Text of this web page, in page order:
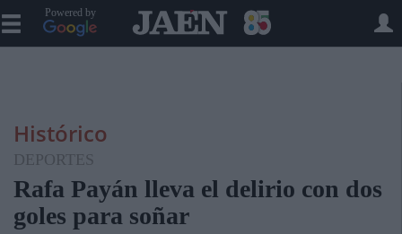
Powered by
Histórico
DEPORTES
Rafa Payán lleva el delirio con dos
goles para soñar